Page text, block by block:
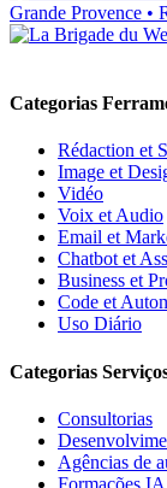
Grande Provence •
Categorias
Rédaction et
Image et
Vidéo
Voix et Audio
Email et
Chatbot et
Business et
Code et
Uso Diário
Categorias
Consultorias
Agências de
Formações IA